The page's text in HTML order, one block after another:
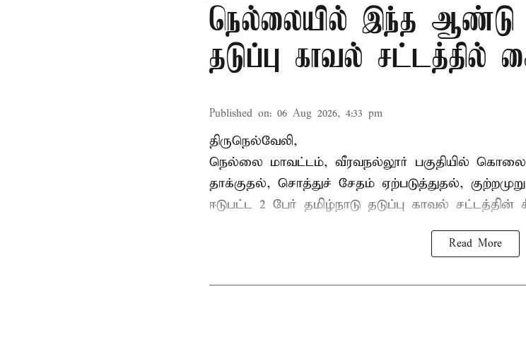
நெல்லையில் இந்த ஆண்டு
தடுப்பு காவல் சட்டத்தில்
Published on: 06 Aug 2026, 4:33 pm
திருநெல்வேலி,
நெல்லை மாவட்டம், வீரவநல்லூர் பகுதியில்
தாக்குதல், சொத்துச் சேதம் ஏற்படுத்துதல்,
ஈடுபட்ட 2 பேர் தமிழ்நாடு தடுப்பு காவல் சட்டத்தின்
Read More